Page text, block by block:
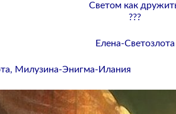
Светом как
???
Елена-Светозлота
Милузина-Энигма-Илания